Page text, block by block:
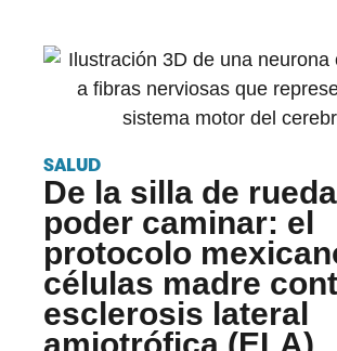
SALUD
De la silla de
poder caminar: el
protocolo
células madre
esclerosis lateral